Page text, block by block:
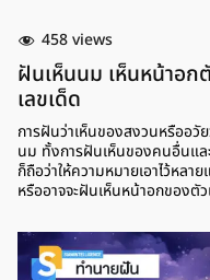
458 views
ฝันเห็นนม เห็นหน้าอ
เลขเด็ด
การฝันว่าเห็นของสงวนหรืออวั
นม ทั้งการฝันเห็นของคนอื่นแล
ก็ถือว่าให้ความหมายเอาไว้หล
หรืออาจจะฝันเห็นหน้าอกของตั
ว่าการฝันเห็นหน้าอก ตามตำร
เห็นนม ฝันเห็นหน้าอก การฝันว่
ฝันแล้ว หมายถึง การได้โชคลา